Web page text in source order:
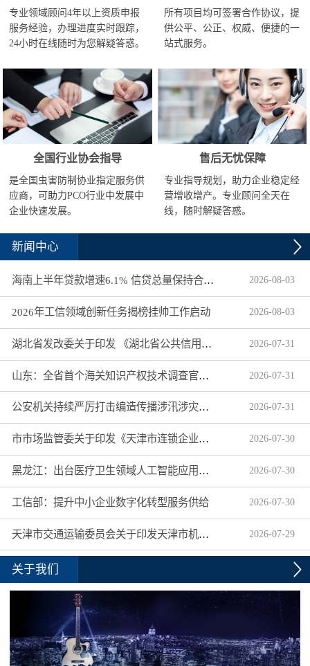
专业领域顾问4年以上资质申报
服务经验，办理进度实时跟踪，
24小时在线随时为您解疑答惑。
所有项目均可签署合作协议，提
供公平、公正、权威、便捷的一
站式服务。
全国行业协会指导
是全国虫害防制协业指定服务供
应商，可助力PCO行业中发展中
企业快速发展。
售后无忧保障
专业指导规划，助力企业稳定经
营增收增产。专业顾问全天在
线，随时解疑答惑。
新闻中心
海南上半年贷款增速6.1% 信贷总量保持合理平稳增长 2026-08-03
2026年工信领域创新任务揭榜挂帅工作启动 2026-08-03
湖北省发改委关于印发 《湖北省公共信用信息目录（2026年版）》的通知 2026-07-31
山东：全省首个海关知识产权技术调查官制度落地济南自贸片区 2026-07-31
公安机关持续严厉打击编造传播涉汛涉灾网络谣言 2026-07-31
市市场监管委关于印发《天津市连锁企业食品经营许可“先证后核”信用承诺审批实施办法》的通知 2026-07-30
黑龙江：出台医疗卫生领域人工智能应用工作实施方案 2026-07-30
工信部：提升中小企业数字化转型服务供给 2026-07-30
天津市交通运输委员会关于印发天津市机动车驾驶员培训机构及教练员综合信用评价管理办法的通知 2026-07-29
关于我们